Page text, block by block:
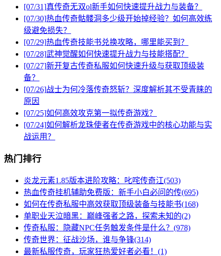
[07/31]真传奇无双ol新手如何快速提升战力与装备？
[07/30]热血传奇骷髅洞多少级开始掉经验？如何高效练
级避免损失？
[07/29]热血传奇技能书兑换攻略，哪里能买到？
[07/28]武神觉醒如何快速提升战力与技能搭配？
[07/27]新开复古传奇私服如何快速升级与获取顶级装
备？
[07/26]战士为何冷落传奇怒斩？深度解析其不受青睐的
原因
[07/25]如何高效攻克第一拟传奇游戏？
[07/24]如何解析龙珠使者在传奇游戏中的核心功能与实
战运用？
热门排行
炎龙元素1.85版本进阶攻略：叱咤传奇江(503)
热血传奇挂机辅助免费版：新手小白必问的传(695)
如何在传奇私服中高效获取顶级装备与技能书(168)
单职业天泣暗黑：巅峰强者之路，探索未知的(2)
传奇私服：隐藏NPC任务触发条件是什么？(978)
传奇世界：征战沙场，谁与争锋(314)
最新私服传奇，玩家狂热爱好者必看！(1)